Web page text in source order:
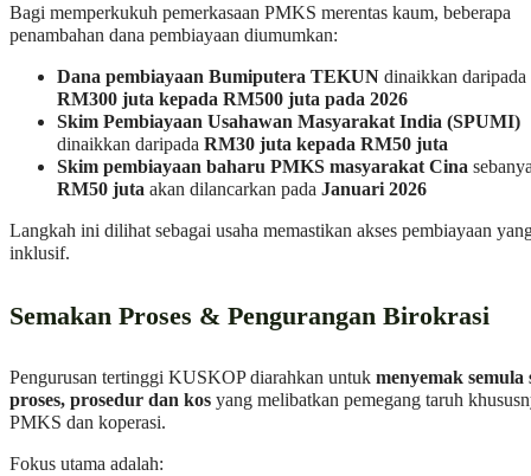
Bagi memperkukuh pemerkasaan PMKS merentas kaum, beberapa
penambahan dana pembiayaan diumumkan:
Dana pembiayaan Bumiputera TEKUN dinaikkan daripada
RM300 juta kepada RM500 juta pada 2026
Skim Pembiayaan Usahawan Masyarakat India (SPUMI)
dinaikkan daripada RM30 juta kepada RM50 juta
Skim pembiayaan baharu PMKS masyarakat Cina
RM50 juta akan dilancarkan pada Januari 2026
Langkah ini dilihat sebagai usaha memastikan akses pembiayaan
inklusif.
Semakan Proses & Pengurangan Birokrasi
Pengurusan tertinggi KUSKOP diarahkan untuk menyemak semula
proses, prosedur dan kos yang melibatkan pemegang taruh
PMKS dan koperasi.
Fokus utama adalah: